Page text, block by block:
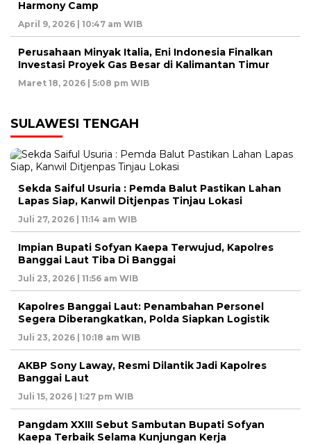
Harmony Camp
April 9, 2026 | 10:47 am WIB
Perusahaan Minyak Italia, Eni Indonesia Finalkan
Investasi Proyek Gas Besar di Kalimantan Timur
Maret 18, 2026 | 5:08 pm WIB
SULAWESI TENGAH
Sekda Saiful Usuria : Pemda Balut Pastikan Lahan
Lapas Siap, Kanwil Ditjenpas Tinjau Lokasi
Juli 27, 2026 | 11:14 am WIB
Impian Bupati Sofyan Kaepa Terwujud, Kapolres
Banggai Laut Tiba Di Banggai
Juli 23, 2026 | 11:56 am WIB
Kapolres Banggai Laut: Penambahan Personel
Segera Diberangkatkan, Polda Siapkan Logistik
Juli 23, 2026 | 10:18 am WIB
AKBP Sony Laway, Resmi Dilantik Jadi Kapolres
Banggai Laut
Juli 15, 2026 | 1:27 pm WIB
Pangdam XXIII Sebut Sambutan Bupati Sofyan
Kaepa Terbaik Selama Kunjungan Kerja